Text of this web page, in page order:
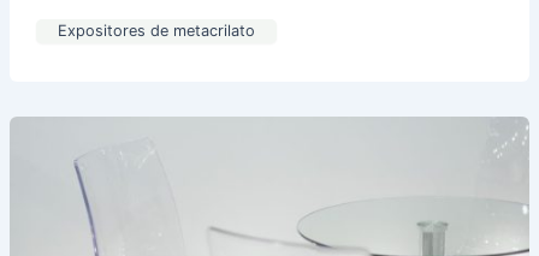
Expositores de metacrilato
metacrilato: